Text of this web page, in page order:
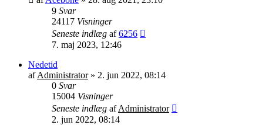
9 Svar
24117 Visninger
Seneste indlæg af6256
7. maj 2023, 12:46
Nedetid
afAdministrator» 2. jun 2022, 08:14
0 Svar
15004 Visninger
Seneste indlæg afAdministrator
2. jun 2022, 08:14